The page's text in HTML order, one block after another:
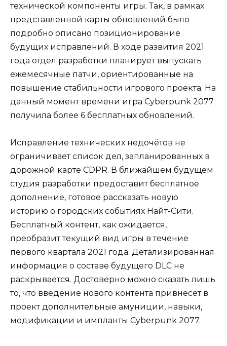
технической компоненты игры. Так, в рамках
представленной карты обновлений было
подробно описано позиционирование
будущих исправлений. В ходе развития 2021
года отдел разработки планирует выпускать
ежемесячные патчи, ориентированные на
повышение стабильности игрового проекта. На
данный момент времени игра Cyberpunk 2077
получила более 6 бесплатных обновлений.
Исправление технических недочётов не
ограничивает список дел, запланированных в
дорожной карте CDPR. В ближайшем будущем
студия разработки предоставит бесплатное
дополнение, готовое рассказать новую
историю о городских событиях Найт-Сити.
Бесплатный контент, как ожидается,
преобразит текущий вид игры в течение
первого квартала 2021 года. Детализированная
информация о составе будущего DLC не
раскрывается. Достоверно можно сказать лишь
то, что введение нового контента привнесёт в
проект дополнительные амуниции, навыки,
модификации и импланты Cyberpunk 2077.